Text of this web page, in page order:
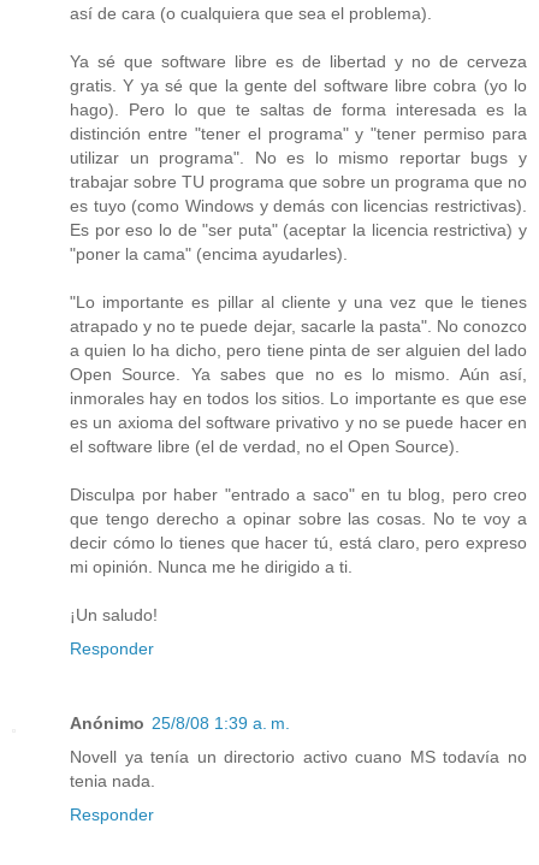
así de cara (o cualquiera que sea el problema).
Ya sé que software libre es de libertad y no de cerveza
gratis. Y ya sé que la gente del software libre cobra (yo lo
hago). Pero lo que te saltas de forma interesada es la
distinción entre "tener el programa" y "tener permiso para
utilizar un programa". No es lo mismo reportar bugs y
trabajar sobre TU programa que sobre un programa que no
es tuyo (como Windows y demás con licencias restrictivas).
Es por eso lo de "ser puta" (aceptar la licencia restrictiva) y
"poner la cama" (encima ayudarles).
"Lo importante es pillar al cliente y una vez que le tienes
atrapado y no te puede dejar, sacarle la pasta". No conozco
a quien lo ha dicho, pero tiene pinta de ser alguien del lado
Open Source. Ya sabes que no es lo mismo. Aún así,
inmorales hay en todos los sitios. Lo importante es que ese
es un axioma del software privativo y no se puede hacer en
el software libre (el de verdad, no el Open Source).
Disculpa por haber "entrado a saco" en tu blog, pero creo
que tengo derecho a opinar sobre las cosas. No te voy a
decir cómo lo tienes que hacer tú, está claro, pero expreso
mi opinión. Nunca me he dirigido a ti.
¡Un saludo!
Responder
Anónimo 25/8/08 1:39 a. m.
Novell ya tenía un directorio activo cuano MS todavía no
tenia nada.
Responder